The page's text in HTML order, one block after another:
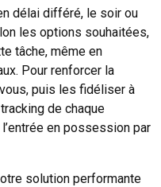
délai différé, le soir ou
les options souhaitées,
tâche, même en
Pour renforcer la
puis les fidéliser à
de chaque
en possession par
solution performante